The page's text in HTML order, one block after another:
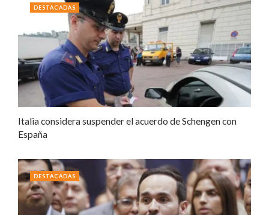
Italia considera suspender el acuerdo de Schengen con
España
DESTACADAS
DESTACADAS